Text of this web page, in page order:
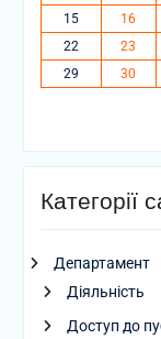
15
16
22
23
29
30
Категорії
Департамент
Діяльність
Доступ до